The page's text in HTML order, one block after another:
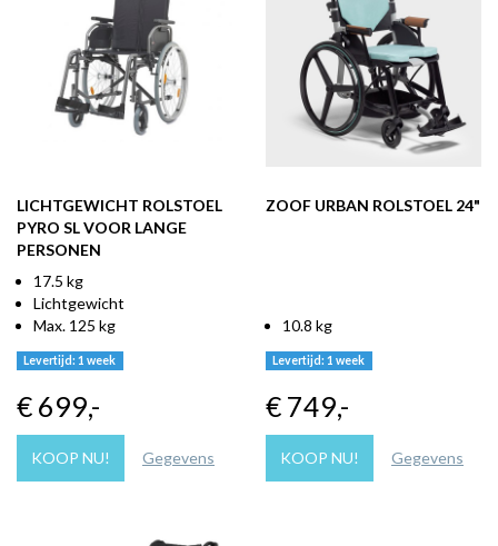
LICHTGEWICHT ROLSTOEL
PYRO SL VOOR LANGE
PERSONEN
17.5 kg
Lichtgewicht
Max. 125 kg
Levertijd: 1 week
€ 699,-
KOOP NU! Gegevens
ZOOF URBAN ROLSTOEL 24"
10.8 kg
Levertijd: 1 week
€ 749,-
KOOP NU! Gegevens